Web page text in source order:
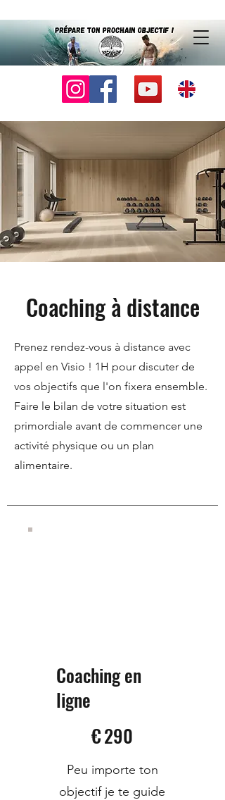
Coaching à distance
Prenez rendez-vous à distance avec
appel en Visio ! 1H pour discuter de
vos objectifs que l'on fixera ensemble.
Faire le bilan de votre situation est
primordiale avant de commencer une
activité physique ou un plan
alimentaire.
Coaching en
ligne
€290
Peu importe ton
objectif je te guide